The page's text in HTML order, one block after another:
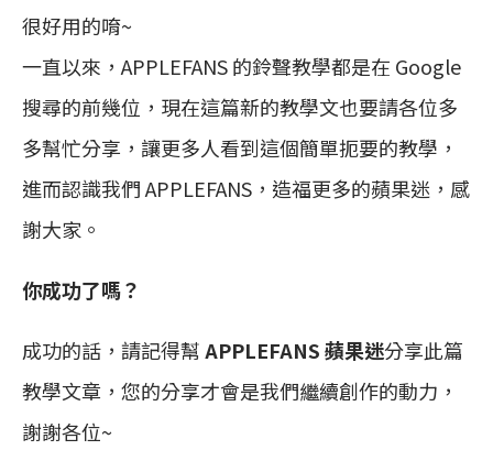
很好用的唷~
一直以來，APPLEFANS 的鈴聲教學都是在 Google
搜尋的前幾位，現在這篇新的教學文也要請各位多
多幫忙分享，讓更多人看到這個簡單扼要的教學，
進而認識我們 APPLEFANS，造福更多的蘋果迷，感
謝大家。
你成功了嗎？
成功的話，請記得幫APPLEFANS 蘋果迷分享此篇
教學文章，您的分享才會是我們繼續創作的動力，
謝謝各位~